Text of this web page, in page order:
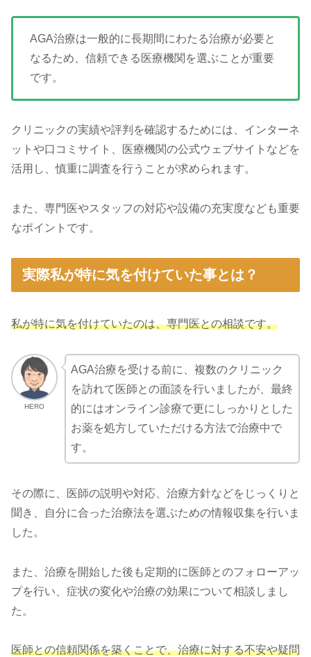
AGA治療は一般的に長期間にわたる治療が必要と
なるため、信頼できる医療機関を選ぶことが重要
です。
クリニックの実績や評判を確認するためには、インターネ
ットや口コミサイト、医療機関の公式ウェブサイトなどを
活用し、慎重に調査を行うことが求められます。
また、専門医やスタッフの対応や設備の充実度なども重要
なポイントです。
実際私が特に気を付けていた事とは？
私が特に気を付けていたのは、専門医との相談です。
HERO
AGA治療を受ける前に、複数のクリニック
を訪れて医師との面談を行いましたが、最終
的にはオンライン診療で更にしっかりとした
お薬を処方していただける方法で治療中で
す。
その際に、医師の説明や対応、治療方針などをじっくりと
聞き、自分に合った治療法を選ぶための情報収集を行いま
した。
また、治療を開始した後も定期的に医師とのフォローアッ
プを行い、症状の変化や治療の効果について相談しまし
た。
医師との信頼関係を築くことで、治療に対する不安や疑問